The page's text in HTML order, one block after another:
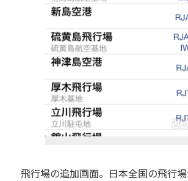
飛行場の追加画面。日本全国の飛行